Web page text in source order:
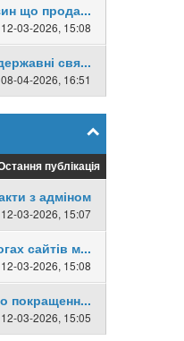
що прода...
03-2026, 15:08
свя...
04-2026, 16:51
публікація
з адміном
03-2026, 15:07
сайтів м...
03-2026, 15:08
покращенн...
03-2026, 15:05